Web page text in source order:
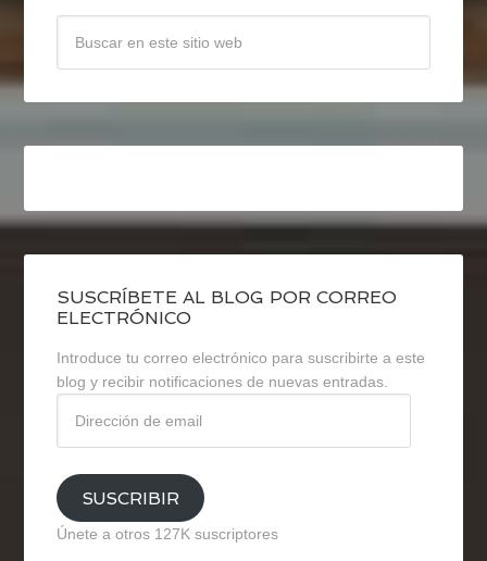
SUSCRÍBETE AL BLOG POR CORREO
ELECTRÓNICO
Introduce tu correo electrónico para suscribirte a este
blog y recibir notificaciones de nuevas entradas.
email
SUSCRIBIR
Únete a otros 127K suscriptores